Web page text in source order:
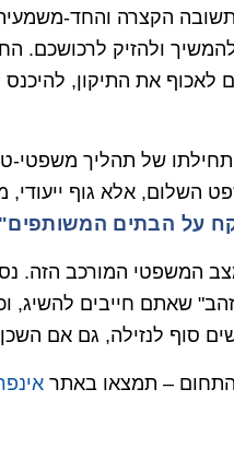
הקצרה והחד-
ולהזיק לרכושכם.
את התיקון, להיכנס
תחילתו של תהליך משפטי-
השלום, אלא גוף ייעודי,
על הבתים
המשפטי המורכב הזה.
שאתם חייבים להשיג,
סוף לנזילה, גם אם
– תמצאו באתר